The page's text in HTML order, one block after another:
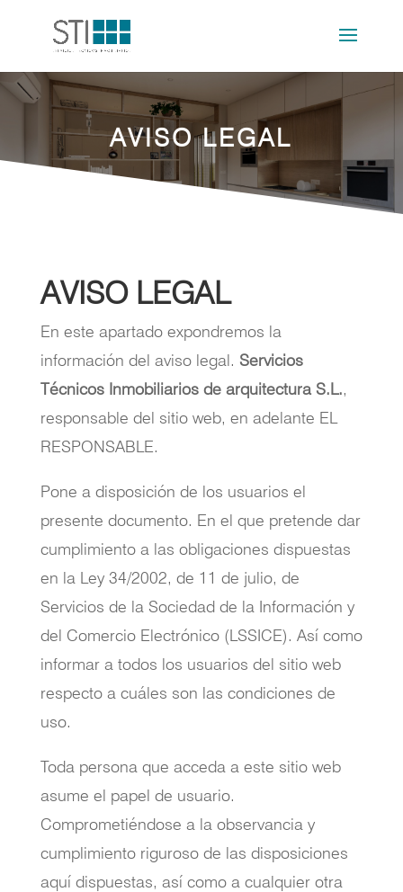
AVISO LEGAL
AVISO LEGAL
En este apartado expondremos la
información del aviso legal. Servicios
Técnicos Inmobiliarios de arquitectura S.L.,
responsable del sitio web, en adelante EL
RESPONSABLE.
Pone a disposición de los usuarios el
presente documento. En el que pretende dar
cumplimiento a las obligaciones dispuestas
en la Ley 34/2002, de 11 de julio, de
Servicios de la Sociedad de la Información y
del Comercio Electrónico (LSSICE). Así como
informar a todos los usuarios del sitio web
respecto a cuáles son las condiciones de
uso.
Toda persona que acceda a este sitio web
asume el papel de usuario.
Comprometiéndose a la observancia y
cumplimiento riguroso de las disposiciones
aquí dispuestas, así como a cualquier otra